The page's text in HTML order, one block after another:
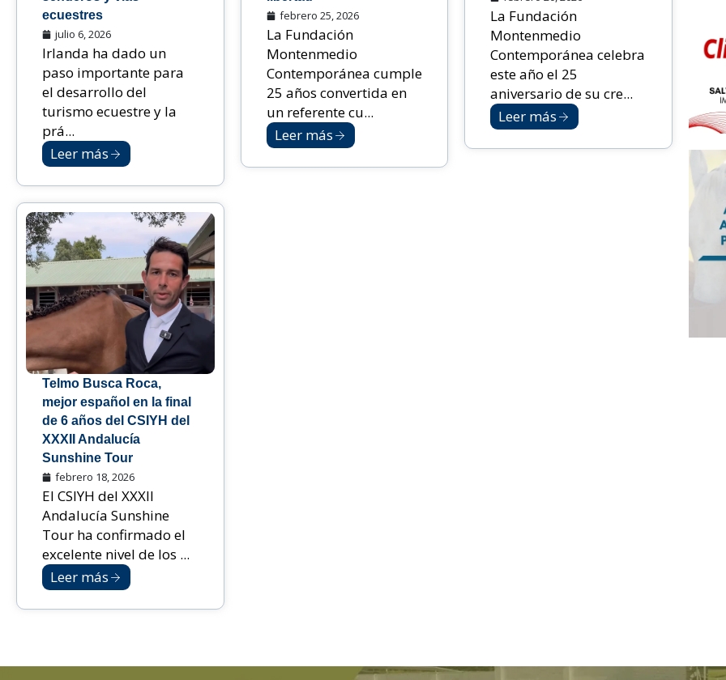
ecuestres
julio 6, 2026
Irlanda ha dado un
paso importante para
el desarrollo del
turismo ecuestre y la
prá...
Leer más
febrero 25, 2026
La Fundación
Montenmedio
Contemporánea cumple
25 años convertida en
un referente cu...
Leer más
La Fundación
Montenmedio
Contemporánea celebra
este año el 25
aniversario de su cre...
Leer más
Telmo Busca Roca,
mejor español en la final
de 6 años del CSIYH del
XXXII Andalucía
Sunshine Tour
febrero 18, 2026
El CSIYH del XXXII
Andalucía Sunshine
Tour ha confirmado el
excelente nivel de los ...
Leer más